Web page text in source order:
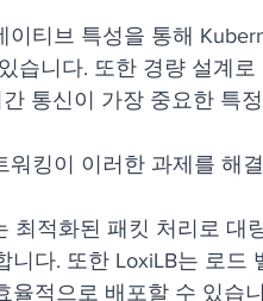
이티브 특성을 통해
습니다. 또한 경량 설계
통신이 가장 중요한 특
워킹이 이러한 과제를 해
최적화된 패킷 처리로 대
니다. 또한 LoxiLB는 로드
율적으로 배포할 수 있습